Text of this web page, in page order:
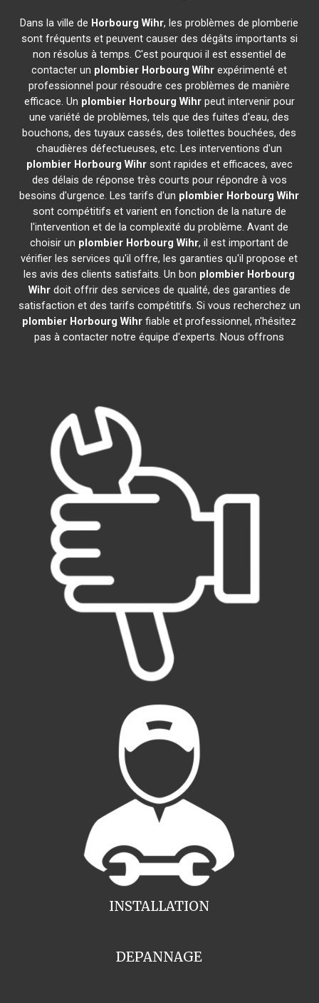
Dans la ville de Horbourg Wihr, les problèmes de plomberie
sont fréquents et peuvent causer des dégâts importants si
non résolus à temps. C'est pourquoi il est essentiel de
contacter un plombier Horbourg Wihr expérimenté et
professionnel pour résoudre ces problèmes de manière
efficace. Un plombier Horbourg Wihrpeut intervenir pour
une variété de problèmes, tels que des fuites d'eau, des
bouchons, des tuyaux cassés, des toilettes bouchées, des
chaudières défectueuses, etc. Les interventions d'un
plombier Horbourg Wihrsont rapides et efficaces, avec
des délais de réponse très courts pour répondre à vos
besoins d'urgence. Les tarifs d'un plombier Horbourg Wihr
sont compétitifs et varient en fonction de la nature de
l'intervention et de la complexité du problème. Avant de
choisir un plombier Horbourg Wihr, il est important de
vérifier les services qu'il offre, les garanties qu'il propose et
les avis des clients satisfaits. Un bon plombier Horbourg
Wihrdoit offrir des services de qualité, des garanties de
satisfaction et des tarifs compétitifs. Si vous recherchez un
plombier Horbourg Wihr fiable et professionnel, n'hésitez
pas à contacter notre équipe d'experts. Nous offrons
INSTALLATION
DEPANNAGE